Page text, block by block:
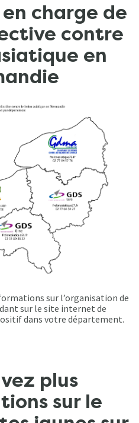
charge de
contre
en
sur l’organisation de
sur le site internet de
dans votre département.
plus
sur le